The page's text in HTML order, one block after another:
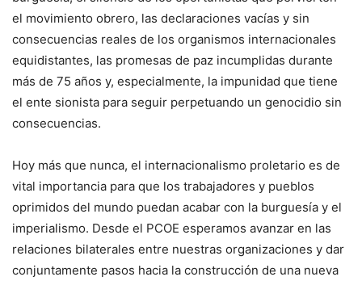
el movimiento obrero, las declaraciones vacías y sin
consecuencias reales de los organismos internacionales
equidistantes, las promesas de paz incumplidas durante
más de 75 años y, especialmente, la impunidad que tiene
el ente sionista para seguir perpetuando un genocidio sin
consecuencias.
Hoy más que nunca, el internacionalismo proletario es de
vital importancia para que los trabajadores y pueblos
oprimidos del mundo puedan acabar con la burguesía y el
imperialismo. Desde el PCOE esperamos avanzar en las
relaciones bilaterales entre nuestras organizaciones y dar
conjuntamente pasos hacia la construcción de una nueva